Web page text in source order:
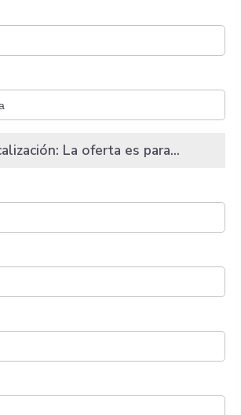
La oferta es para...